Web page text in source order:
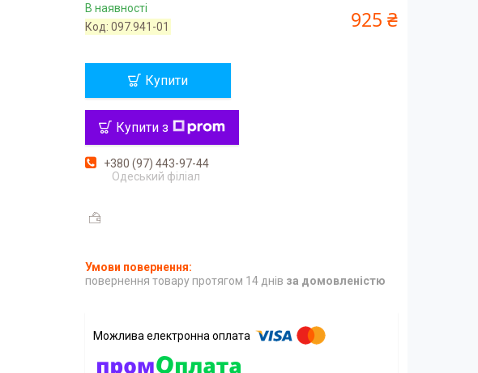
В наявності
Код:097.941-01 925 ₴
Купити
Купити з
+380 (97) 443-97-44
Одеський філіал
повернення товару протягом 14 днів за домовленістю